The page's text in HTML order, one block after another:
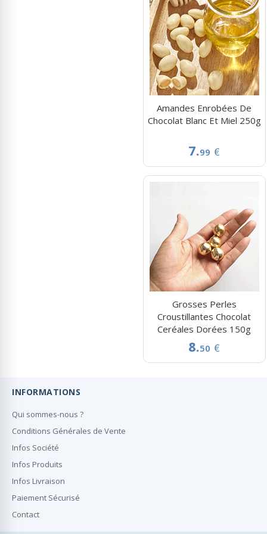
Scrapbooking, Loisirs Créatifs
Amandes Enrobées De
Chocolat Blanc Et Miel 250g
7.99 €
Grosses Perles
Croustillantes Chocolat
Ceréales Dorées 150g
8.50 €
INFORMATIONS
Qui sommes-nous ?
Conditions Générales de Vente
Infos Société
Infos Produits
Infos Livraison
Paiement Sécurisé
Contact